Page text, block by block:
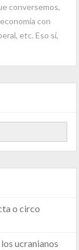
conversemos,
con
etc. Eso sí,
o circo
ucranianos